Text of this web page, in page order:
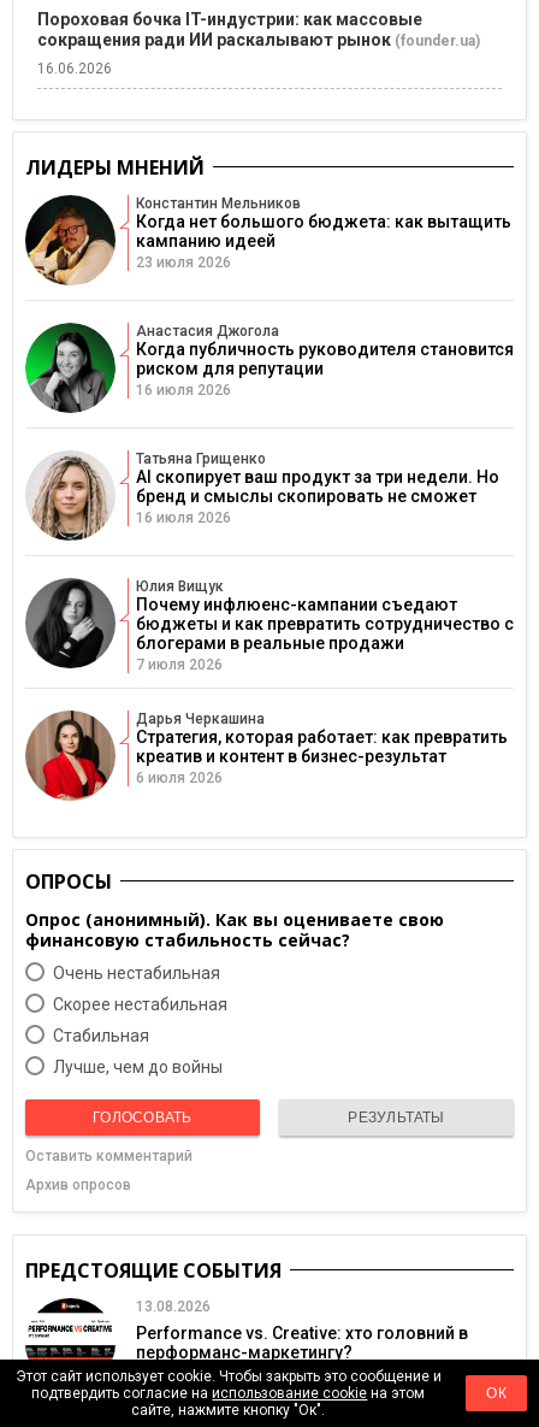
Пороховая бочка IT-индустрии: как массовые
сокращения ради ИИ раскалывают рынок (founder.ua)
16.06.2026
ЛИДЕРЫ МНЕНИЙ
Константин Мельников
Когда нет большого бюджета: как вытащить
кампанию идеей
23 июля 2026
Анастасия Джогола
Когда публичность руководителя становится
риском для репутации
16 июля 2026
Татьяна Грищенко
AI скопирует ваш продукт за три недели. Но
бренд и смыслы скопировать не сможет
16 июля 2026
Юлия Вищук
Почему инфлюенс-кампании съедают
бюджеты и как превратить сотрудничество с
блогерами в реальные продажи
7 июля 2026
Дарья Черкашина
Стратегия, которая работает: как превратить
креатив и контент в бизнес-результат
6 июля 2026
ОПРОСЫ
Опрос (анонимный). Как вы оцениваете свою
финансовую стабильность сейчас?
Очень нестабильная
Скорее нестабильная
Cтабильная
Лучше, чем до войны
ГОЛОСОВАТЬ РЕЗУЛЬТАТЫ
Оставить комментарий
Архив опросов
ПРЕДСТОЯЩИЕ СОБЫТИЯ
13.08.2026
Performance vs. Creative: хто головний в
перформанс-маркетингу?
Этот сайт использует cookie. Чтобы закрыть это сообщение и
подтвердить согласие наиспользование cookie на этом
сайте, нажмите кнопку "Ок".
ОК